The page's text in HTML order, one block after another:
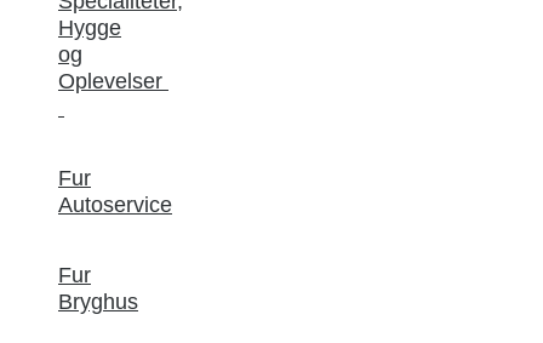
Hygge
og
Oplevelser
Fur
Autoservice
Fur
Bryghus